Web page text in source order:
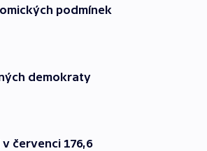
podmínek
demokraty
červenci 176,6